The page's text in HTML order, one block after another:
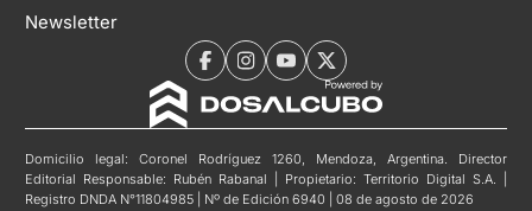
Newsletter
Domicilio legal: Coronel Rodríguez 1260, Mendoza, Argentina. Director
Editorial Responsable: Rubén Rabanal | Propietario: Territorio Digital S.A. |
Registro DNDA N°11804985 | Nº de Edición 6940 | 08 de agosto de 2026